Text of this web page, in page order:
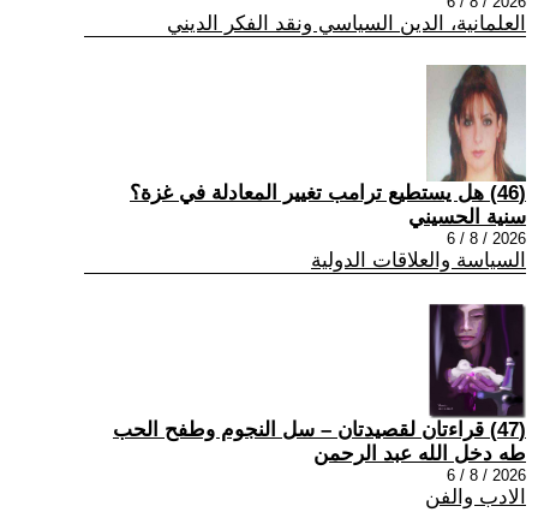
العلمانية، الدين السياسي ونقد الفكر الديني
(46) هل يستطيع ترامب تغيير المعادلة في غزة؟
سنية الحسيني
2026 / 8 / 6
السياسة والعلاقات الدولية
(47) قراءتان لقصيدتان – سل النجوم وطفح الحب
طه دخل الله عبد الرحمن
2026 / 8 / 6
الادب والفن